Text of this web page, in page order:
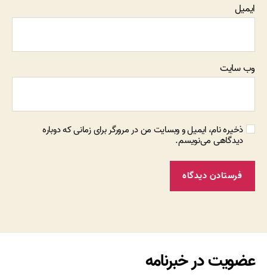
ایمیل
وب‌ سایت
ذخیره نام، ایمیل و وبسایت من در مرورگر برای زمانی که دوباره
دیدگاهی می‌نویسم.
عضویت در خبرنامه